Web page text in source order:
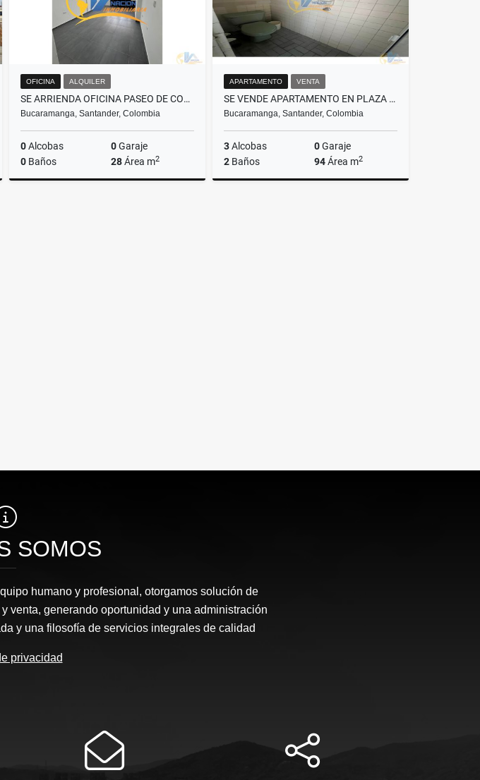
OFICINA ALQUILER
SE ARRIENDA OFICINA PASEO DE COMERCIO
Bucaramanga, Santander, Colombia
0Alcobas 0Garaje
0 Baños 28Área m2
APARTAMENTO VENTA
SE VENDE APARTAMENTO EN PLAZA MAYOR
Bucaramanga, Santander, Colombia
3Alcobas 0Garaje
2 Baños 94Área m2
SOMOS
humano y profesional, otorgamos solución de
venta, generando oportunidad y una administración
y una filosofía de servicios integrales de calidad
privacidad